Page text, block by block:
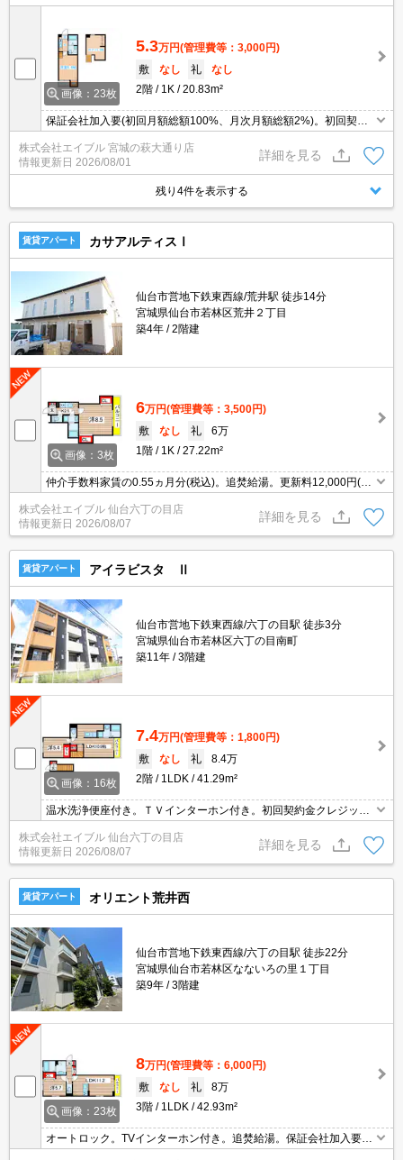
画像：23枚
5.3万円(管理費等：3,000円)
敷
なし 礼
なし
2階
1K 20.83m²
保証会社加入要(初回月額総額100%、月次月額総額2%)。初回契約
金クレジットカード払い可能。温水洗浄便座付き。シューズボック
ス付き。TVインターホン付き。仲介手数料家賃の0.55ヶ月分。
株式会社エイブル 宮城の萩大通り店
情報更新日 2026/08/01
詳細を見る
残り4件を表示する
賃貸アパート カサアルティスⅠ
仙台市営地下鉄東西線/荒井駅 徒歩14分
宮城県仙台市若林区荒井２丁目
築4年
2階建
画像：3枚
6万円(管理費等：3,500円)
敷
なし 礼
6万
1階
1K 27.22m²
仲介手数料家賃の0.55ヵ月分(税込)。追焚給湯。更新料12,000円(1
年ごとに発生)。初期費用カード払い可。シャワー付独立洗面台。バ
ス・トイレ別。宅配ボックスあり。浴室乾燥機付。フローリング。
株式会社エイブル 仙台六丁の目店
情報更新日 2026/08/07
詳細を見る
賃貸アパート アイラビスタ Ⅱ
仙台市営地下鉄東西線/六丁の目駅 徒歩3分
宮城県仙台市若林区六丁の目南町
築11年
3階建
画像：16枚
7.4万円(管理費等：1,800円)
敷
なし 礼
8.4万
2階
1LDK 41.29m²
温水洗浄便座付き。ＴＶインターホン付き。初回契約金クレジット
カード払い可能。仲介手数料家賃の0.55ヵ月分。インターネット無
料。エアコン2基付き。室内物干しあり。追焚き機能付バス。
株式会社エイブル 仙台六丁の目店
情報更新日 2026/08/07
詳細を見る
賃貸アパート オリエント荒井西
仙台市営地下鉄東西線/六丁の目駅 徒歩22分
宮城県仙台市若林区なないろの里１丁目
築9年
3階建
画像：23枚
8万円(管理費等：6,000円)
敷
なし 礼
8万
3階
1LDK 42.93m²
オートロック。TVインターホン付き。追焚給湯。保証会社加入要
(初回35,000円、月額総支払額の1％+800円/月)。初回契約金クレジ